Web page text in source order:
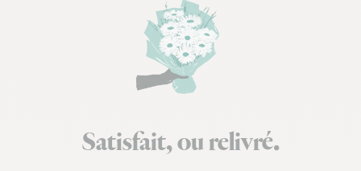
Satisfait, ou relivré.